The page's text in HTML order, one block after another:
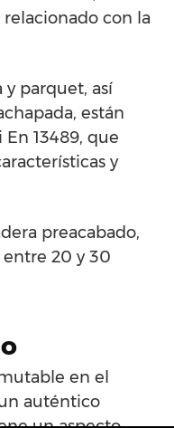
con la
y parquet, así
están
13489, que
y
preacabado,
20 y 30
en el
auténtico